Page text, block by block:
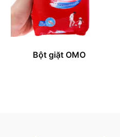
Bột giặt OMO